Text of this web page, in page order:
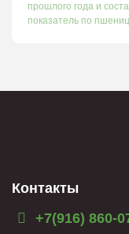
прошлого года и
показатель по
Контакты
+7(916) 860-